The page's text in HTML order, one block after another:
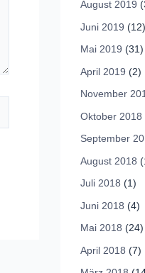
August 2019
Juni 2019 (12)
Mai 2019 (31)
April 2019 (2)
November
Oktober 2018
September
August 2018
Juli 2018 (1)
Juni 2018 (4)
Mai 2018 (24)
April 2018 (7)